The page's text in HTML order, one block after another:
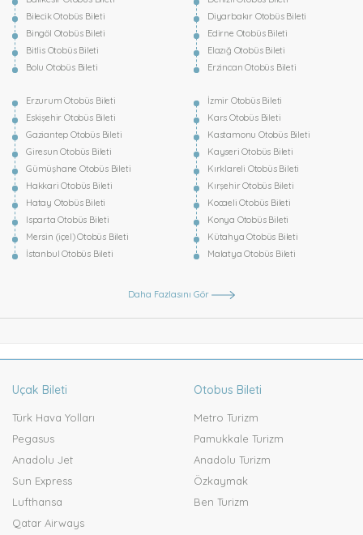
Bilecik Otobüs Bileti
Bingöl Otobüs Bileti
Bitlis Otobüs Bileti
Bolu Otobüs Bileti
Diyarbakır Otobüs Bileti
Edirne Otobüs Bileti
Elazığ Otobüs Bileti
Erzincan Otobüs Bileti
Erzurum Otobüs Bileti
Eskişehir Otobüs Bileti
Gaziantep Otobüs Bileti
Giresun Otobüs Bileti
Gümüşhane Otobüs Bileti
Hakkari Otobüs Bileti
Hatay Otobüs Bileti
Isparta Otobüs Bileti
Mersin (içel) Otobüs Bileti
İstanbul Otobüs Bileti
İzmir Otobüs Bileti
Kars Otobüs Bileti
Kastamonu Otobüs Bileti
Kayseri Otobüs Bileti
Kırklareli Otobüs Bileti
Kırşehir Otobüs Bileti
Kocaeli Otobüs Bileti
Konya Otobüs Bileti
Kütahya Otobüs Bileti
Malatya Otobüs Bileti
Daha Fazlasını Gör
Uçak Bileti
Türk Hava Yolları
Pegasus
Anadolu Jet
Sun Express
Lufthansa
Qatar Airways
Otobus Bileti
Metro Turizm
Pamukkale Turizm
Anadolu Turizm
Özkaymak
Ben Turizm